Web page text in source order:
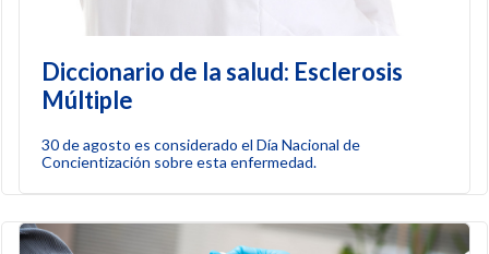
Diccionario de la salud: Esclerosis
Múltiple
30 de agosto es considerado el Día Nacional de
Concientización sobre esta enfermedad.